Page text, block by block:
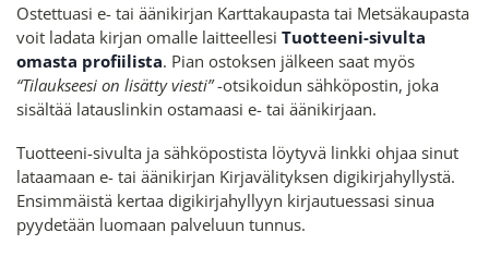
Ostettuasi e- tai äänikirjan Karttakaupasta tai Metsäkaupasta
voit ladata kirjan omalle laitteellesi Tuotteeni-sivulta
omasta profiilista. Pian ostoksen jälkeen saat myös
“Tilaukseesi on lisätty viesti”-otsikoidun sähköpostin, joka
sisältää latauslinkin ostamaasi e- tai äänikirjaan.
Tuotteeni-sivulta ja sähköpostista löytyvä linkki ohjaa sinut
lataamaan e- tai äänikirjan Kirjavälityksen digikirjahyllystä.
Ensimmäistä kertaa digikirjahyllyyn kirjautuessasi sinua
pyydetään luomaan palveluun tunnus.